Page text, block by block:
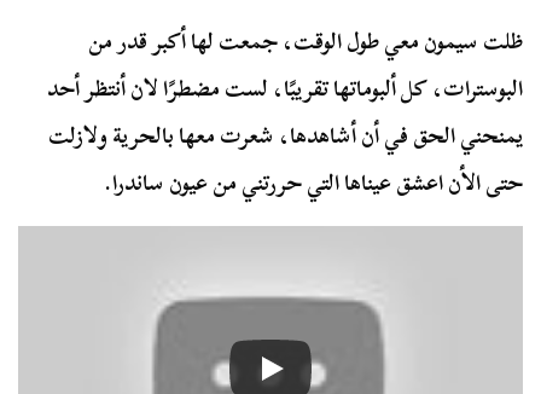
ظلت سيمون معي طول الوقت، جمعت لها أكبر قدر من
البوسترات، كل ألبوماتها تقريبًا، لست مضطرًا لان أنتظر أحد
يمنحني الحق في أن أشاهدها، شعرت معها بالحرية ولازلت
حتى الأن اعشق عيناها التي حررتني من عيون ساندرا.